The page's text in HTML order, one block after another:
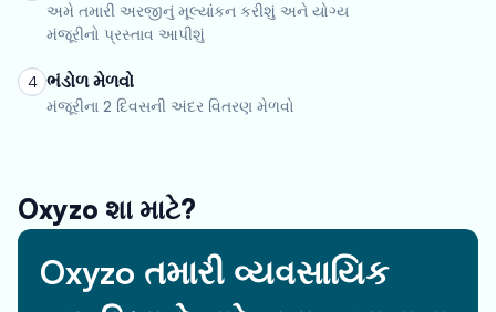
અમે તમારી અરજીનું મૂલ્યાંકન કરીશું અને યોગ્ય
મંજૂરીનો પ્રસ્તાવ આપીશું
4 ભંડોળ મેળવો
મંજૂરીના 2 દિવસની અંદર વિતરણ મેળવો
Oxyzo શા માટે?
Oxyzo તમારી વ્યવસાયિક